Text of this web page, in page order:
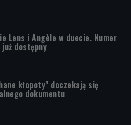
Lens i Angèle w duecie. Numer
dostępny
kłopoty" doczekają się
dokumentu